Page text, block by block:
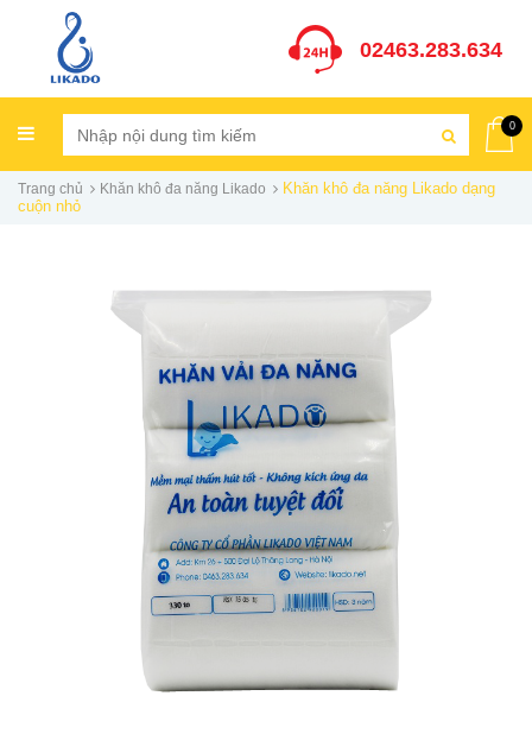
02463.283.634
0
Trang chủ Khăn khô đa năng Likado
Khăn khô đa năng Likado dạng
cuộn nhỏ